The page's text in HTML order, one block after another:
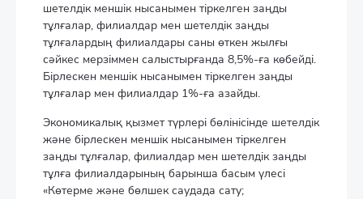
шетелдік меншік нысанымен тіркелген заңды
тұлғалар, филиалдар мен шетелдік заңды
тұлғалардың филиалдары саны өткен жылғы
сәйкес мерзіммен салыстырғанда 8,5%-ға көбейді.
Бірлескен меншік нысанымен тіркелген заңды
тұлғалар мен филиалдар 1%-ға азайды.
Экономикалық қызмет түрлері бөлінісінде шетелдік
және бірлескен меншік нысанымен тіркелген
заңды тұлғалар, филиалдар мен шетелдік заңды
тұлға филиалдарының барынша басым үлесі
«Көтерме және бөлшек саудада сату;